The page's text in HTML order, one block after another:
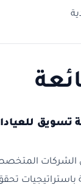
تحقق